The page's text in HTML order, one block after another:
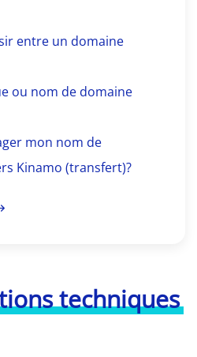
entre un domaine
ou nom de domaine
mon nom de
Kinamo (transfert)?
techniques